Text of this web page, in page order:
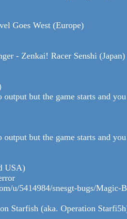
Goes West (Europe)
- Zenkai! Racer Senshi
but the game starts and
but the game starts and
USA)
u/5414984/snesgt-bugs/Magic-
Starfish (aka. Operation